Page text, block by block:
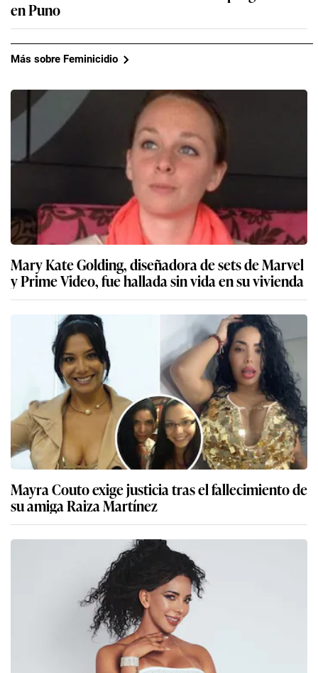
en Puno
Más sobre Feminicidio
Mary Kate Golding, diseñadora de sets de Marvel
y Prime Video, fue hallada sin vida en su vivienda
Mayra Couto exige justicia tras el fallecimiento de
su amiga Raiza Martínez